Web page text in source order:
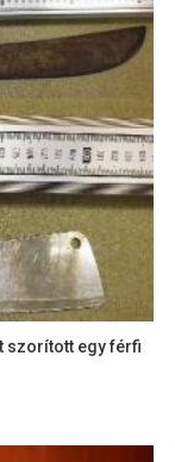
szorított egy férfi